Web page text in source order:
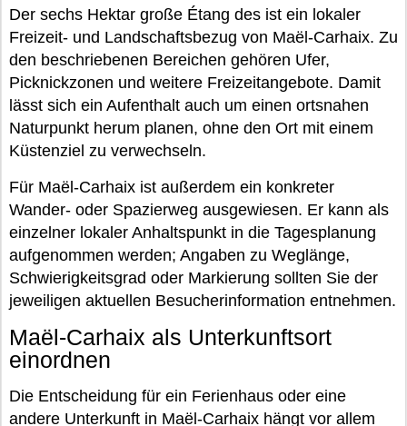
Der sechs Hektar große Étang des ist ein lokaler
Freizeit- und Landschaftsbezug von Maël-Carhaix. Zu
den beschriebenen Bereichen gehören Ufer,
Picknickzonen und weitere Freizeitangebote. Damit
lässt sich ein Aufenthalt auch um einen ortsnahen
Naturpunkt herum planen, ohne den Ort mit einem
Küstenziel zu verwechseln.
Für Maël-Carhaix ist außerdem ein konkreter
Wander- oder Spazierweg ausgewiesen. Er kann als
einzelner lokaler Anhaltspunkt in die Tagesplanung
aufgenommen werden; Angaben zu Weglänge,
Schwierigkeitsgrad oder Markierung sollten Sie der
jeweiligen aktuellen Besucherinformation entnehmen.
Maël-Carhaix als Unterkunftsort
einordnen
Die Entscheidung für ein Ferienhaus oder eine
andere Unterkunft in Maël-Carhaix hängt vor allem